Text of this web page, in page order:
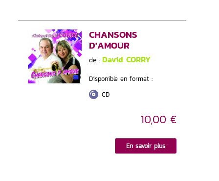
CHANSONS
D'AMOUR
de : David CORRY
Disponible en format :
CD
10,00 €
En savoir plus